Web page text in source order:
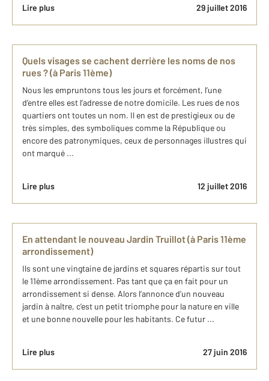
Lire plus 29 juillet 2016
Quels visages se cachent derrière les noms de nos
rues ? (à Paris 11ème)
Nous les empruntons tous les jours et forcément, l’une
d’entre elles est l’adresse de notre domicile. Les rues de nos
quartiers ont toutes un nom. Il en est de prestigieux ou de
très simples, des symboliques comme la République ou
encore des patronymiques, ceux de personnages illustres qui
ont marqué ...
Lire plus 12 juillet 2016
En attendant le nouveau Jardin Truillot (à Paris 11ème
arrondissement)
Ils sont une vingtaine de jardins et squares répartis sur tout
le 11ème arrondissement. Pas tant que ça en fait pour un
arrondissement si dense. Alors l’annonce d’un nouveau
jardin à naître, c’est un petit triomphe pour la nature en ville
et une bonne nouvelle pour les habitants. Ce futur ...
Lire plus 27 juin 2016